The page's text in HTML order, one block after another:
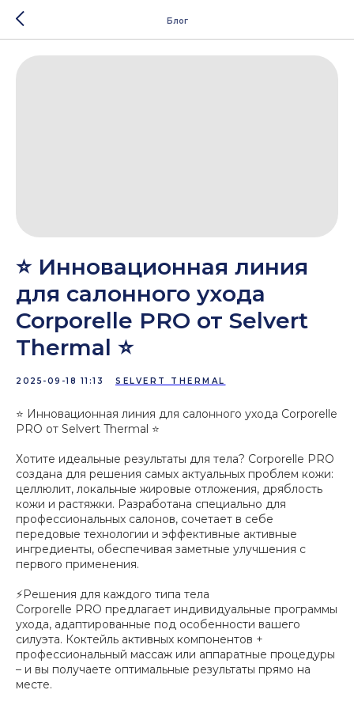
Блог
⭐️ Инновационная линия
для салонного ухода
Corporelle PRO от Selvert
Thermal ⭐️
2025-09-18 11:13 SELVERT THERMAL
⭐️ Инновационная линия для салонного ухода Corporelle
PRO от Selvert Thermal ⭐️
Хотите идеальные результаты для тела? Corporelle PRO
создана для решения самых актуальных проблем кожи:
целлюлит, локальные жировые отложения, дряблость
кожи и растяжки. Разработана специально для
профессиональных салонов, сочетает в себе
передовые технологии и эффективные активные
ингредиенты, обеспечивая заметные улучшения с
первого применения.
⚡️Решения для каждого типа тела
Corporelle PRO предлагает индивидуальные программы
ухода, адаптированные под особенности вашего
силуэта. Коктейль активных компонентов +
профессиональный массаж или аппаратные процедуры
– и вы получаете оптимальные результаты прямо на
месте.